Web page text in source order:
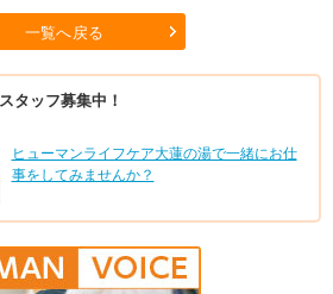
一覧へ戻る
スタッフ募集中！
ヒューマンライフケア大蓮の湯で一緒にお仕
事をしてみませんか？